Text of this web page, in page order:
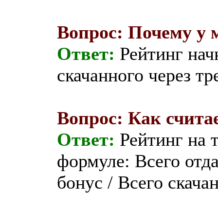
Вопрос: Почему у
Ответ: Рейтинг
скачанного через
Вопрос: Как
Ответ: Рейтинг на
формуле: Всего
бонус / Всего